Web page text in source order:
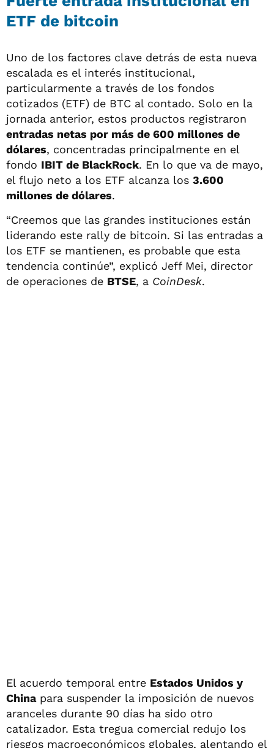
ETF de bitcoin
Uno de los factores clave detrás de esta nueva
escalada es el interés institucional,
particularmente a través de los fondos
cotizados (ETF) de BTC al contado. Solo en la
jornada anterior, estos productos registraron
entradas netas por más de 600 millones de
dólares, concentradas principalmente en el
fondo IBIT de BlackRock. En lo que va de mayo,
el flujo neto a los ETF alcanza los 3.600
millones de dólares.
“Creemos que las grandes instituciones están
liderando este rally de bitcoin. Si las entradas a
los ETF se mantienen, es probable que esta
tendencia continúe”, explicó Jeff Mei, director
de operaciones de BTSE, a CoinDesk.
El acuerdo temporal entre Estados Unidos y
Chinapara suspender la imposición de nuevos
aranceles durante 90 días ha sido otro
catalizador. Esta tregua comercial redujo los
riesgos macroeconómicos globales, alentando el